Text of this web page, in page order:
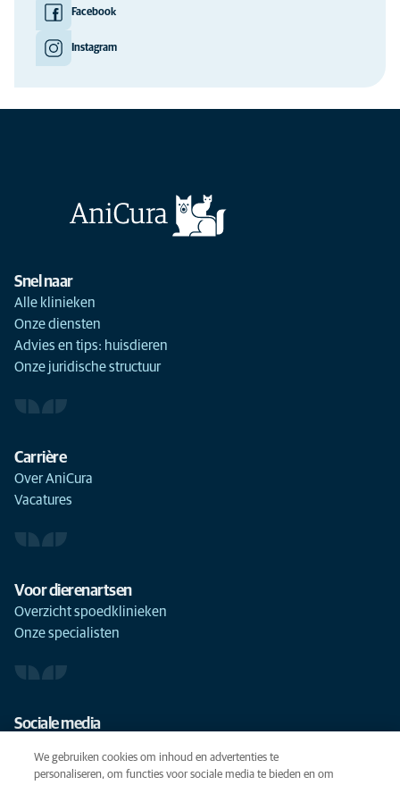
Facebook
Instagram
Snel naar
Alle klinieken
Onze diensten
Advies en tips: huisdieren
Onze juridische structuur
Carrière
Over AniCura
Vacatures
Voor dierenartsen
Overzicht spoedklinieken
Onze specialisten
Sociale media
We gebruiken cookies om inhoud en advertenties te
personaliseren, om functies voor sociale media te bieden en om